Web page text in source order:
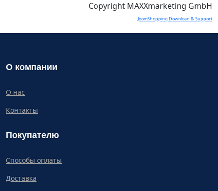
Copyright MAXXmarketing GmbH
JoomShopping Download & Support
О компании
О нас
Контакты
Покупателю
Способы оплаты
Доставка